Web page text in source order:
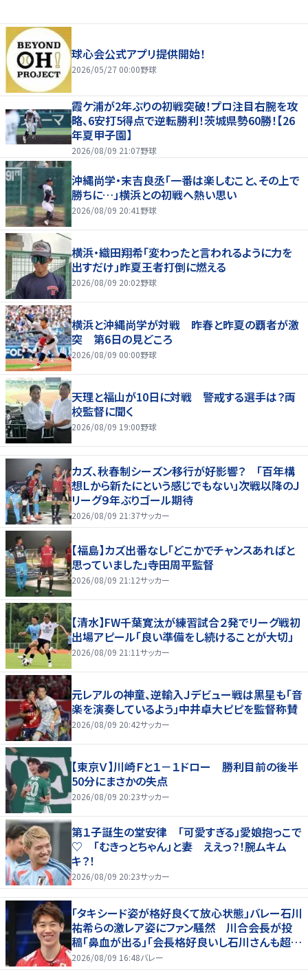
球心会公式アプリ提供開始！
2026/05/27 00:00野球
霞ケ浦が2年ぶりの初戦突破！プロ注目右腕を攻
略、6安打5得点で逆転勝利！茨城県勢60勝！【26
年夏甲子園】
2026/08/09 21:07野球
沖縄尚学・末吉良丞「一番は楽しむこと、その上で
勝ちに…」横浜との初戦へ熱い思い
2026/08/09 20:41 野球
横浜・織田翔希「変わったと言われるように力を
出すだけ」昨夏王者打倒に燃える
2026/08/09 20:02野球
横浜と沖縄尚学が対戦 昨春と昨夏の覇者が激
突 第6日の見どころ
2026/08/09 00:00野球
天理と福山が10日に対戦 警戒する選手は？両
校監督に聞く
2026/08/09 19:00野球
カズ、秋春制シーズン移行が好影響？ 「百年構
想Ｌから新たにという感じでもない」次戦以降のＪ
リーグ９年ぶりゴール期待
2026/08/09 21:37サッカー
【福島】カズ出番なし「どこかでチャンスあればと
思っていました」寺田周平監督
2026/08/09 21:12サッカー
【清水】FW千葉寛汰が練習試合２発でリーグ戦初
出場アピール「良い準備をし続けることが大切」
2026/08/09 21:11サッカー
元レアルの神童、逆輸入Ｊデビュー戦は黒星も「音
楽を演奏しているよう」中井卓大ピピを監督称賛
2026/08/09 20:42サッカー
【東京Ｖ】川崎Ｆと１－１ドロー 勝利目前の後半
50分にまさかの失点
2026/08/09 20:23サッカー
第１子誕生の堂安律 「可愛すぎる」愛娘抱っこで
♡ 「むきっとちゃん」と妻 ええっ？！腕ムキム
キ？！
2026/08/09 20:23サッカー
「タキシード姿が格好良くて放心状態」バレー石川
祐希らの激レア姿にファン騒然 川合会長が投
稿「鼻血が出る」「会長格好良いし石川さんも超格
好いい」
2026/08/09 16:48バレー